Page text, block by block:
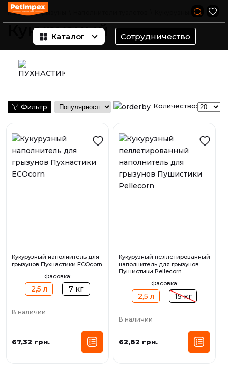
Каталог Сотрудничество
Главная \ Грызуны
Кукурузный
Фильтр Количество:
Кукурузный наполнитель для
грызунов Пухнастики ECOcorn
Фасовка:
2,5 л 7 кг
В наличии
67,32 грн.
Кукурузный пеллетированный
наполнитель для грызунов
Пушистики Pellecorn
Фасовка:
2,5 л 15 кг
В наличии
62,82 грн.